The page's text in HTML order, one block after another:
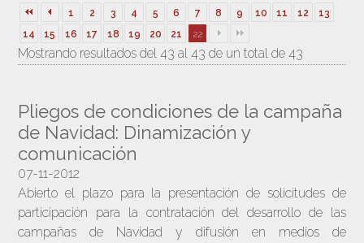
1 2 3 4 5 6 7 8 9 10 11 12
13
14
15 16 17 18 19 20 21 22
Mostrando resultados del 43 al 43 de un total de 43
Pliegos de condiciones de la campaña
de Navidad: Dinamización y
comunicación
07-11-2012
Abierto el plazo para la presentación de solicitudes de
participación para la contratación del desarrollo de las
campañas de Navidad y difusión en medios de